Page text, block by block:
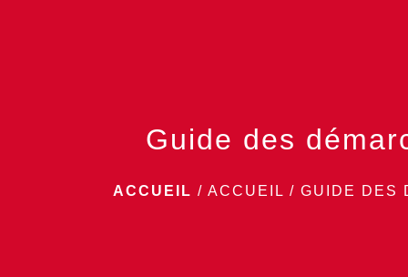
Guide des
ACCUEIL / ACCUEIL / GUIDE DES